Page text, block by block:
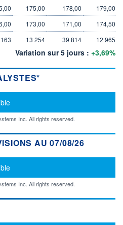
175,00 178,00
179,00
173,00 171,00
174,50
13 254 39 814 12 965
Variation sur 5 jours : +3,69%
Inc. All rights reserved.
AU 07/08/26
Inc. All rights reserved.